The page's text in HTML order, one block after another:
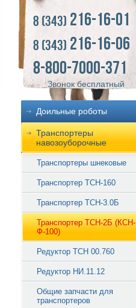
8 (343) 216-16-01
8 (343) 216-16-06
8-800-7000-371
Звонок бесплатный
Доильные роботы
Транспортеры
навозоуборочные
Транспортеры шнековые
Транспортер ТСН-160
Транспортер ТСН-3.0Б
Транспортер ТСН-2Б (КСН-
Ф-100)
Редуктор ТСН 00.760
Редуктор НИ.11.12
Общие запчасти для
транспортеров